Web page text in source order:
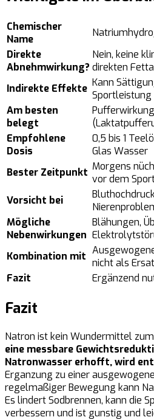
Chemischer
Name
Direkte
Abnehmwirkung?
Nein, keine
direkten
Indirekte Effekte Kann
Am besten
belegt
Empfohlene
Dosis
0,5 bis 1
Glas Wasser
Bester Zeitpunkt Morgens
vor dem
Vorsicht bei
Mögliche
Nebenwirkungen
Blähungen,
Kombination mit
nicht als
Fazit
Ergänzend
Fazit
Natron ist kein Wundermittel
eine messbare
Natronwasser erhofft, wird
Erganzung zu einer
regelmaßiger Bewegung kann
Es lindert Sodbrennen, kann die
verbessern und ist gunstig und